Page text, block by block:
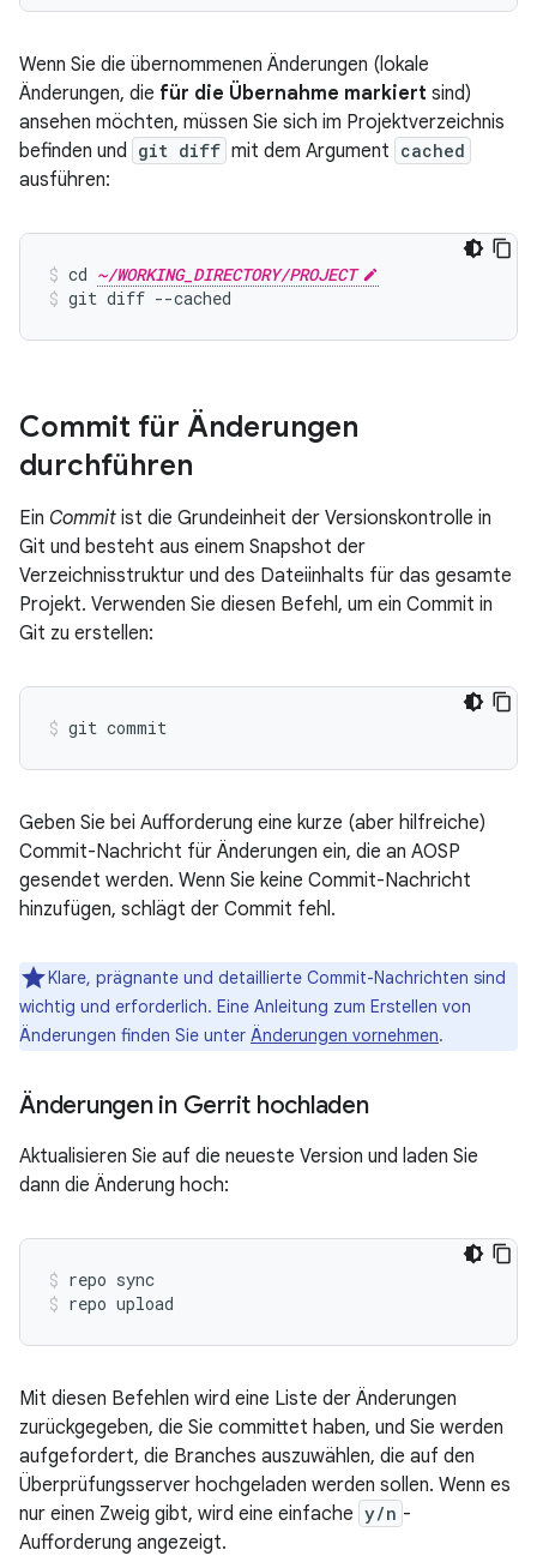
Wenn Sie die übernommenen Änderungen (lokale
Änderungen, die für die Übernahme markiert sind)
ansehen möchten, müssen Sie sich im Projektverzeichnis
befinden und git diff mit dem Argument cached
ausführen:
cd ~/WORKING_DIRECTORY/PROJECT
git diff --cached
Commit für Änderungen
durchführen
Ein Commit ist die Grundeinheit der Versionskontrolle in
Git und besteht aus einem Snapshot der
Verzeichnisstruktur und des Dateiinhalts für das gesamte
Projekt. Verwenden Sie diesen Befehl, um ein Commit in
Git zu erstellen:
Geben Sie bei Aufforderung eine kurze (aber hilfreiche)
Commit-Nachricht für Änderungen ein, die an AOSP
gesendet werden. Wenn Sie keine Commit-Nachricht
hinzufügen, schlägt der Commit fehl.
Klare, prägnante und detaillierte Commit-Nachrichten sind
wichtig und erforderlich. Eine Anleitung zum Erstellen von
Änderungen finden Sie unter Änderungen vornehmen.
Änderungen in Gerrit hochladen
Aktualisieren Sie auf die neueste Version und laden Sie
dann die Änderung hoch:
repo sync
repo upload
Mit diesen Befehlen wird eine Liste der Änderungen
zurückgegeben, die Sie committet haben, und Sie werden
aufgefordert, die Branches auszuwählen, die auf den
Überprüfungsserver hochgeladen werden sollen. Wenn es
nur einen Zweig gibt, wird eine einfache y/n -
Aufforderung angezeigt.